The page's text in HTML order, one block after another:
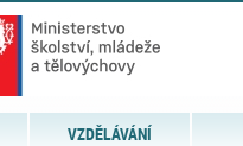
VZDĚLÁVÁNÍ